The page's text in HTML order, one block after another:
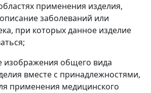
применения изделия,
заболеваний или
при которых данное изделие
изображения общего вида
вместе с принадлежностями,
применения медицинского